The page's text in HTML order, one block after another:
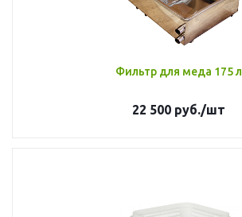
Фильтр для меда 175 л
22 500 руб./шт